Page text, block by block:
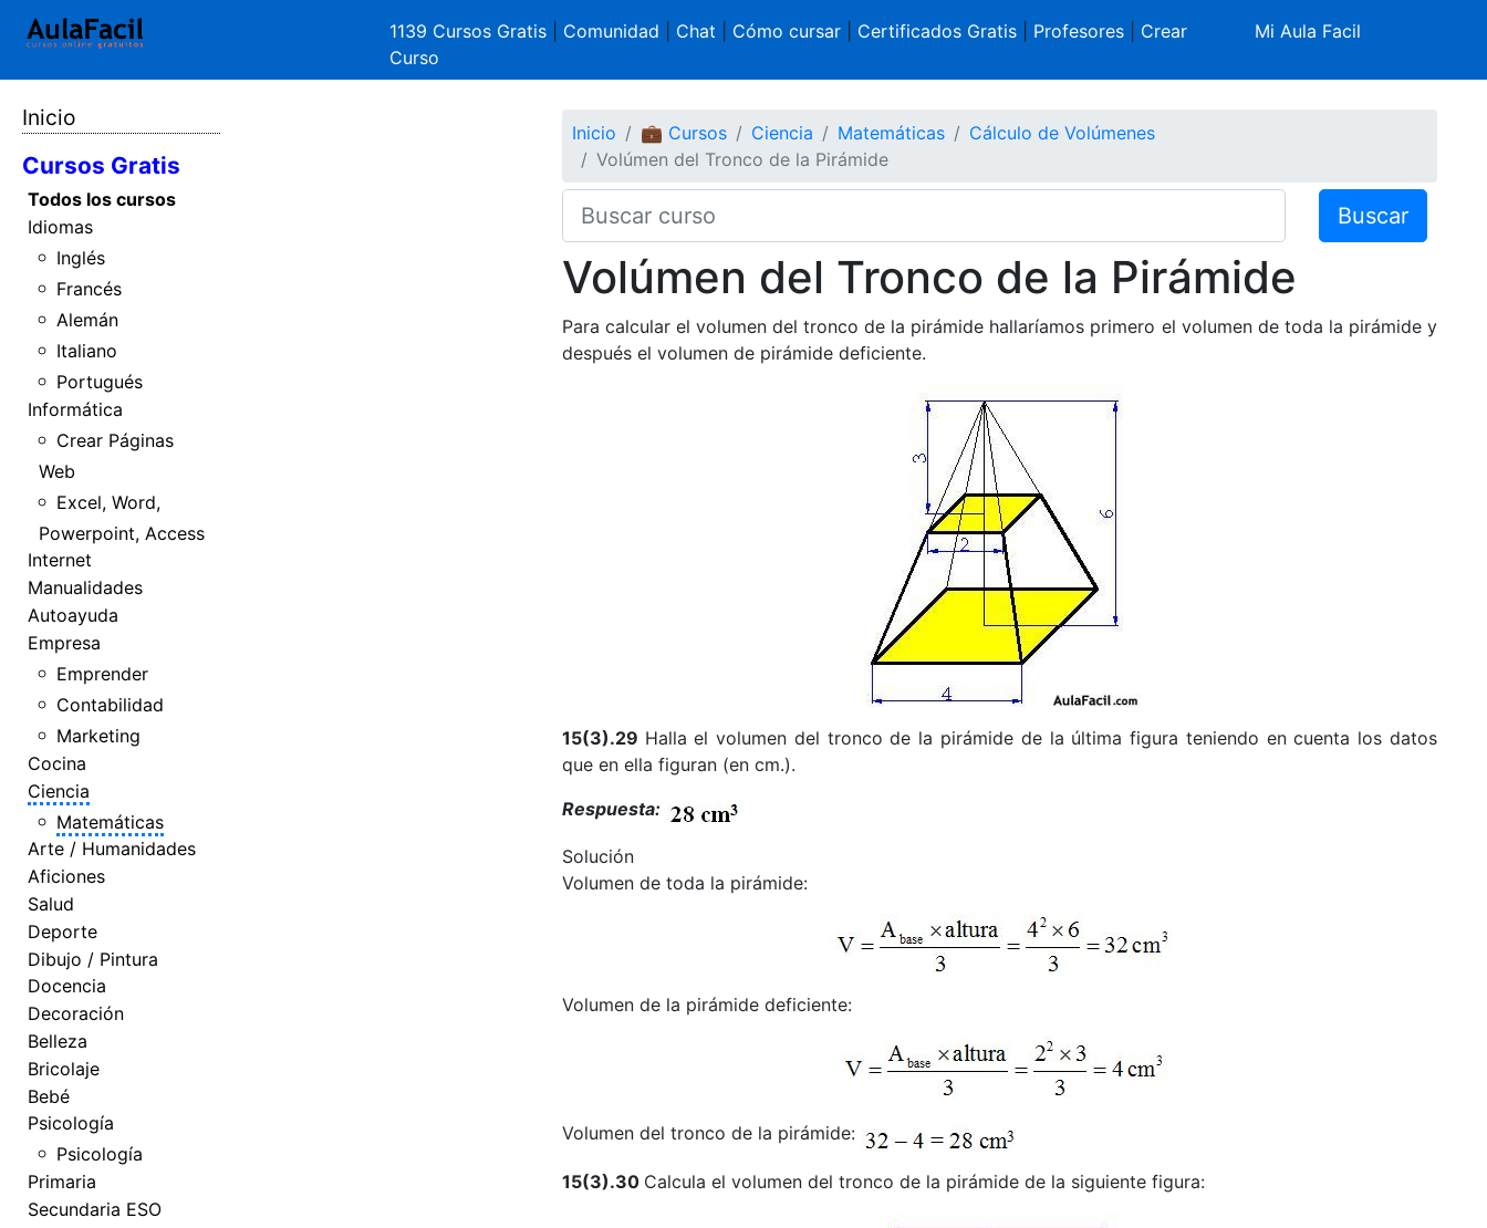
1139 Cursos Gratis Comunidad Chat Cómo cursar| Certificados Gratis| Profesores| Crear
Curso
Mi Aula Facil
Inicio
Cursos Gratis
Todos los cursos
Idiomas
Inglés
Francés
Alemán
Italiano
Portugués
Informática
Crear Páginas
Web
Excel, Word,
Powerpoint, Access
Internet
Manualidades
Autoayuda
Empresa
Emprender
Contabilidad
Marketing
Cocina
Ciencia
Matemáticas
Arte / Humanidades
Aficiones
Salud
Deporte
Dibujo / Pintura
Docencia
Decoración
Belleza
Bricolaje
Bebé
Psicología
Psicología
Primaria
Secundaria ESO
Inicio 💼 Cursos Ciencia Matemáticas
Cálculo de Volúmenes
Volúmen del Tronco de la Pirámide
Buscar
Volúmen del Tronco de la Pirámide
Para calcular el volumen del tronco de la pirámide hallaríamos primero el volumen de toda la pirámide y
después el volumen de pirámide deficiente.
15(3).29 Halla el volumen del tronco de la pirámide de la última figura teniendo en cuenta los datos
que en ella figuran (en cm.).
Respuesta:
Solución
Volumen de toda la pirámide:
Volumen de la pirámide deficiente:
Volumen del tronco de la pirámide:
15(3).30 Calcula el volumen del tronco de la pirámide de la siguiente figura: